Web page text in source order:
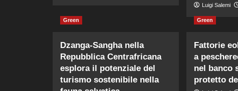
Luigi Salemi
Green
Dzanga-Sangha nella
Repubblica Centrafricana
esplora il potenziale del
turismo sostenibile nella
Green
Fattorie
a
nel banco
protetto